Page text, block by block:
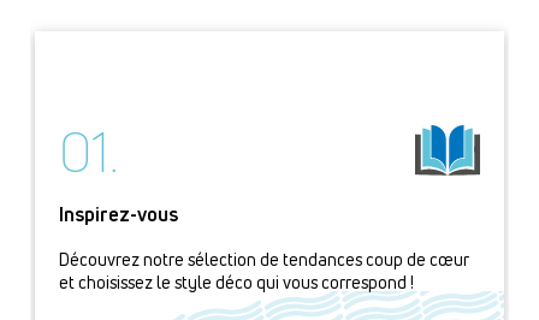
01.
Inspirez-vous
Découvrez notre sélection de tendances coup de cœur
et choisissez le style déco qui vous correspond !